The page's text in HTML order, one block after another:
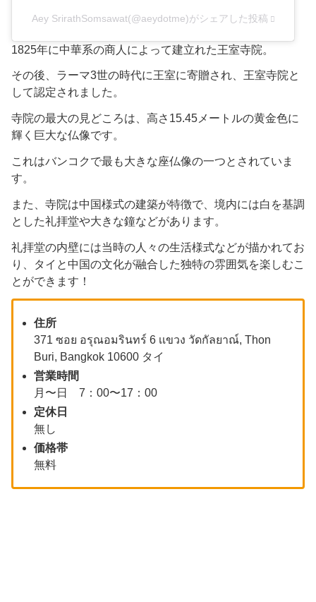
Aey SrirathSomsawat(@aeydotme)がシェアした投稿
​1825年に中華系の商人によって建立れた王室寺院。
​その後、ラーマ3世の時代に王室に寄贈され、王室寺院と
して認定されました。​
寺院の最大の見どころは、高さ15.45メートルの黄金色に
輝く巨大な仏像です。​
これはバンコクで最も大きな座仏像の一つとされていま
す。
また、寺院は中国様式の建築が特徴で、境内には白を基調
とした礼拝堂や大きな鐘などがあります。
​礼拝堂の内壁には当時の人々の生活様式などが描かれてお
り、タイと中国の文化が融合した独特の雰囲気を楽しむこ
とができます！
住所
371 ซอย อรุณอมรินทร์ 6 เเขวง วัดกัลยาณ์, Thon
Buri, Bangkok 10600 タイ
営業時間
月〜日 7：00〜17：00
定休日
無し
価格帯
無料